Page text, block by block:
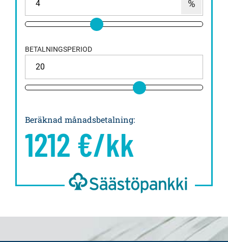
BETALNINGSPERIOD
Beräknad månadsbetalning:
1212 €/kk